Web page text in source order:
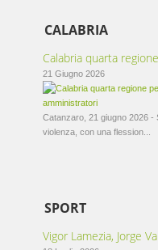
CALABRIA
Calabria quarta
21 Giugno 2026
Catanzaro, 21 giugno 2026 -
violenza, con una flession...
SPORT
Vigor Lamezia, Jorge